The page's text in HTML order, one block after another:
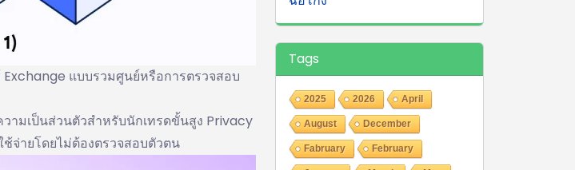
แบบรวมศูนย์หรือการตรวจสอบ
ามเป็นส่วนตัวสำหรับนักเทรดขั้นสูง Privacy
จ่ายโดยไม่ต้องตรวจสอบตัวตน
Tags
2025 2026 April
August December
Fabruary February